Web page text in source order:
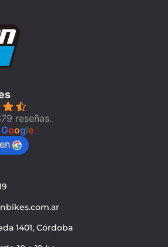
reseñas.
Google
1401, Córdoba